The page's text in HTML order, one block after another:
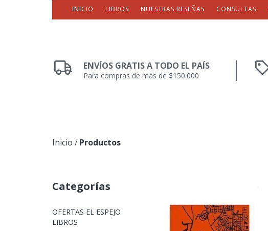
INICIO LIBROS NUESTRAS RESEÑAS CONSULTAS
ENVÍOS GRATIS A TODO EL PAÍS
Para compras de más de $150.000
Inicio / Productos
Categorías
OFERTAS EL ESPEJO
LIBROS